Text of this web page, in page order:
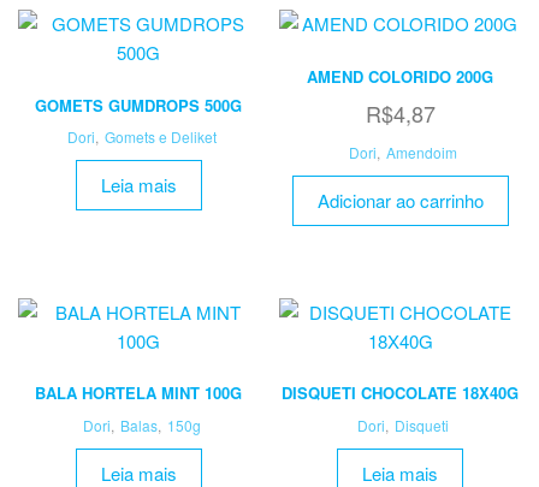
GOMETS GUMDROPS 500G
Dori, Gomets e Deliket
Leia mais
AMEND COLORIDO 200G
R$4,87
Dori, Amendoim
Adicionar ao carrinho
BALA HORTELA MINT 100G
Dori, Balas, 150g
Leia mais
DISQUETI CHOCOLATE 18X40G
Dori, Disqueti
Leia mais